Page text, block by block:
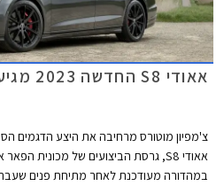
אאודי S8 החדשה 2023 מגיעה לישראל
צ'מפיון מוטורס מרחיבה את היצע הדגמים